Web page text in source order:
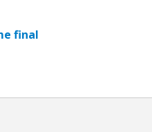
final